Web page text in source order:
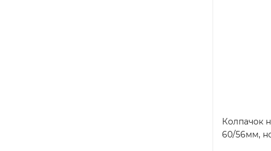
Колпачок
60/56мм,